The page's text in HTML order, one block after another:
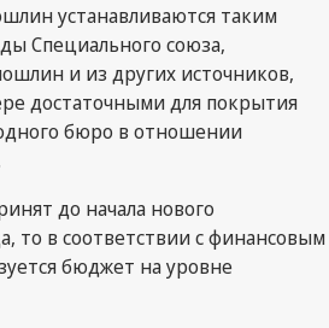
устанавливаются таким
Специального союза,
и из других источников,
достаточными для покрытия
бюро в отношении
до начала нового
то в соответствии с финансовым
бюджет на уровне